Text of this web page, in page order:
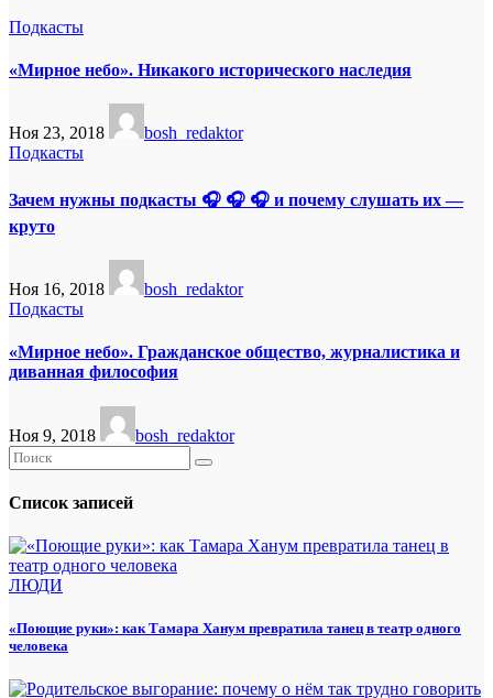
Подкасты
«Мирное небо». Никакого исторического наследия
Ноя 23, 2018
bosh_redaktor
Подкасты
Зачем нужны подкасты 🎧 🎧 🎧 и почему слушать их —
круто
Ноя 16, 2018
bosh_redaktor
Подкасты
«Мирное небо». Гражданское общество, журналистика и
диванная философия
Ноя 9, 2018 bosh_redaktor
Список записей
ЛЮДИ
«Поющие руки»: как Тамара Ханум превратила танец в театр одного
человека